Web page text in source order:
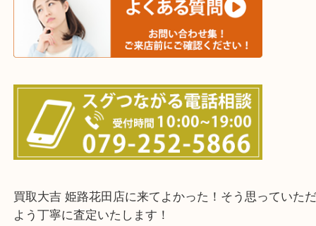
・出張買取エリアのご紹介
兵庫県全域
姫路市・高砂市・加古川市・加西市
神崎郡・太子町・宍粟市・佐用郡
たつの市・相生市・赤穂市